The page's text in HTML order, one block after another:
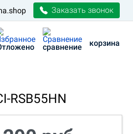
Заказать звонок
сравнение корзина
RSB55HN